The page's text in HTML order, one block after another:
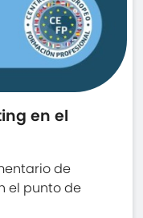
en el
de
el punto de